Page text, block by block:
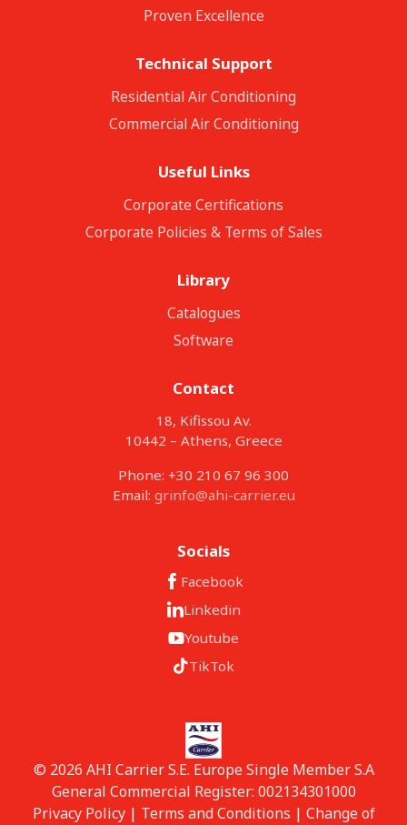
Proven Excellence
Technical Support
Residential Air Conditioning
Commercial Air Conditioning
Useful Links
Corporate Certifications
Corporate Policies & Terms of Sales
Library
Catalogues
Software
Contact
18, Kifissou Av.
10442 – Athens, Greece
Phone: +30 210 67 96 300
Email: grinfo@ahi-carrier.eu
Socials
Facebook
Linkedin
Youtube
TikTok
© 2026 AHI Carrier S.E. Europe Single Member S.A
General Commercial Register: 002134301000
Privacy Policy| Terms and Conditions | Change of